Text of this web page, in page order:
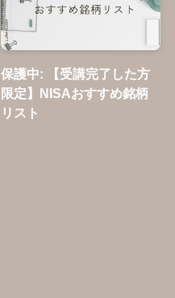
保護中: 【受講完了した方
限定】NISAおすすめ銘柄
リスト